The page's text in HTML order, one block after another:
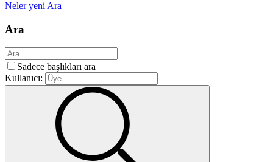
Neler yeni Ara
Ara
Sadece başlıkları ara
Kullanıcı: